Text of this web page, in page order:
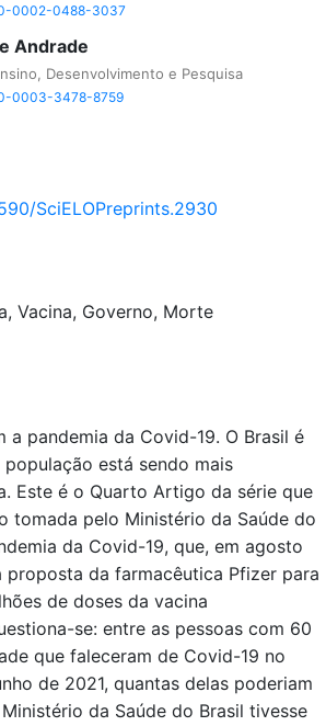
0002-0488-3037
Andrade
Desenvolvimento e Pesquisa
0003-3478-8759
SciELOPreprints.2930
Vacina, Governo, Morte
a pandemia da Covid-19. O Brasil é
está sendo mais
Este é o Quarto Artigo da série que
tomada pelo Ministério da Saúde do
da Covid-19, que, em agosto
proposta da farmacêutica Pfizer para
de doses da vacina
se: entre as pessoas com 60
que faleceram de Covid-19 no
de 2021, quantas delas poderiam
da Saúde do Brasil tivesse